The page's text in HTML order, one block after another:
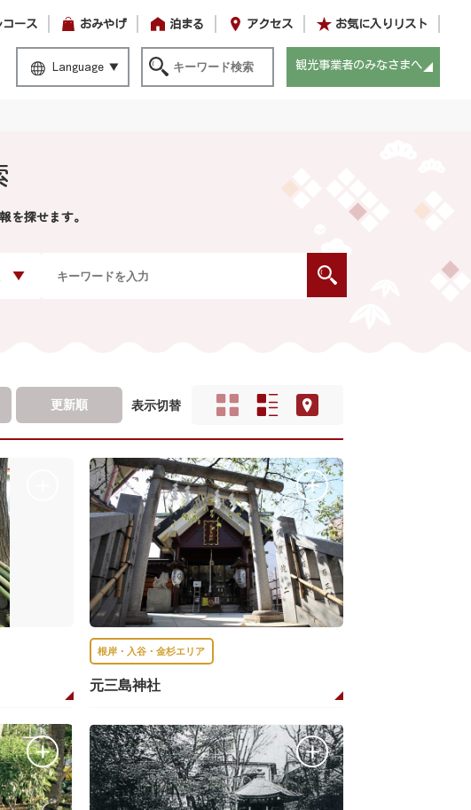
コース おみやげ 泊まる アクセス お気に入りリスト
Language 観光事業者のみなさまへ
を探せます。
更新順 表示切替
根岸・入谷・金杉エリア
元三島神社